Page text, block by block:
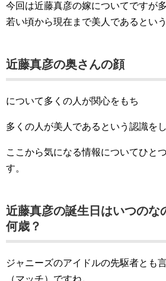
今回は近藤真彦の嫁についてですが
若い頃から現在まで美人であるという
近藤真彦の奥さんの顔
について多くの人が関心をもち
多くの人が美人であるという認識を
ここから気になる情報についてひと
す。
近藤真彦の誕生日はいつのな
何歳？
ジャニーズのアイドルの先駆者とも
（マッチ）ですね。